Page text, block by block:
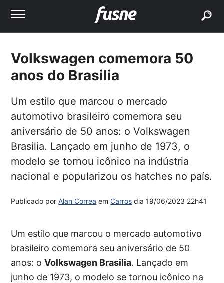
Volkswagen comemora 50
anos do Brasilia
Um estilo que marcou o mercado
automotivo brasileiro comemora seu
aniversário de 50 anos: o Volkswagen
Brasilia. Lançado em junho de 1973, o
modelo se tornou icônico na indústria
nacional e popularizou os hatches no país.
Publicado porAlan Correa emCarros dia19/06/2023 22h41
Um estilo que marcou o mercado automotivo
brasileiro comemora seu aniversário de 50
anos: oVolkswagen Brasilia. Lançado em
junho de 1973, o modelo se tornou icônico na